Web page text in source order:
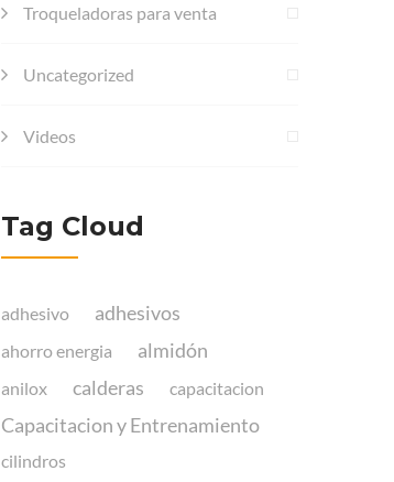
Troqueladoras para venta
Uncategorized
Videos
Tag Cloud
adhesivo adhesivos
ahorro energia almidón
anilox calderas capacitacion
Capacitacion y Entrenamiento
cilindros